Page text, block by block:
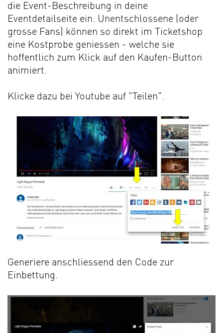
die Event-Beschreibung in deine
Eventdetailseite ein. Unentschlossene (oder
grosse Fans) können so direkt im Ticketshop
eine Kostprobe geniessen - welche sie
hoffentlich zum Klick auf den Kaufen-Button
animiert.
Klicke dazu bei Youtube auf "Teilen".
Generiere anschliessend den Code zur
Einbettung.